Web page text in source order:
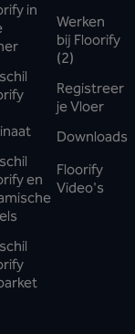
in
en
Werken
bij Floorify
(2)
Registreer
je Vloer
Downloads
Floorify
Video's